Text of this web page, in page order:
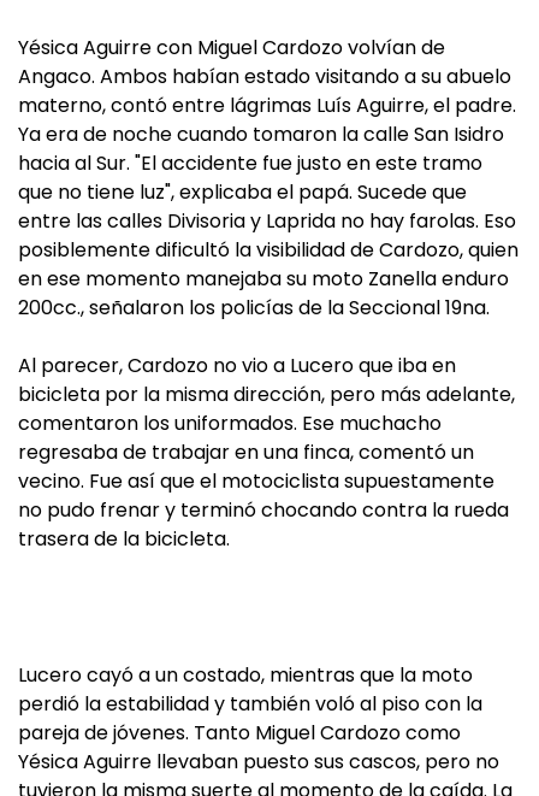
Yésica Aguirre con Miguel Cardozo volvían de
Angaco. Ambos habían estado visitando a su abuelo
materno, contó entre lágrimas Luís Aguirre, el padre.
Ya era de noche cuando tomaron la calle San Isidro
hacia al Sur. "El accidente fue justo en este tramo
que no tiene luz", explicaba el papá. Sucede que
entre las calles Divisoria y Laprida no hay farolas. Eso
posiblemente dificultó la visibilidad de Cardozo, quien
en ese momento manejaba su moto Zanella enduro
200cc., señalaron los policías de la Seccional 19na.
Al parecer, Cardozo no vio a Lucero que iba en
bicicleta por la misma dirección, pero más adelante,
comentaron los uniformados. Ese muchacho
regresaba de trabajar en una finca, comentó un
vecino. Fue así que el motociclista supuestamente
no pudo frenar y terminó chocando contra la rueda
trasera de la bicicleta.
Lucero cayó a un costado, mientras que la moto
perdió la estabilidad y también voló al piso con la
pareja de jóvenes. Tanto Miguel Cardozo como
Yésica Aguirre llevaban puesto sus cascos, pero no